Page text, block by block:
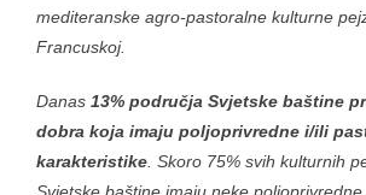
mediteranske agro-pastoralne kulturne
Francuskoj.
Danas 13% područja Svjetske baštine
dobra koja imaju poljoprivredne i/ili
karakteristike . Skoro 75% svih kulturnih
Svjetske baštine imaju neke